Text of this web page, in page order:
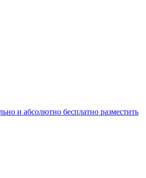
и абсолютно бесплатно разместить